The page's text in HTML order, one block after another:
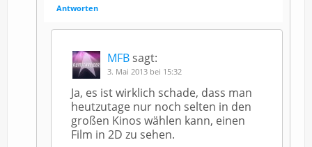
Antworten
MFB sagt:
3. Mai 2013 bei 15:32
Ja, es ist wirklich schade, dass man
heutzutage nur noch selten in den
großen Kinos wählen kann, einen
Film in 2D zu sehen.